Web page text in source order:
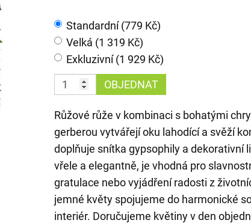
Standardní (779 Kč)
Velká (1 319 Kč)
Exkluzivní (1 929 Kč)
OBJEDNAT
Růžové růže v kombinaci s bohatými
gerberou vytvářejí oku lahodící a svěží
doplňuje snítka gypsophily a dekorativní
vřele a elegantně, je vhodná pro
gratulace nebo vyjádření radosti z
jemné květy spojujeme do harmonické
interiér. Doručujeme květiny v den